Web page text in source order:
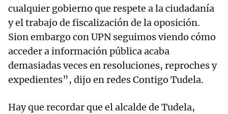
cualquier gobierno que respete a la ciudadanía
y el trabajo de fiscalización de la oposición.
Sion embargo con UPN seguimos viendo cómo
acceder a información pública acaba
demasiadas veces en resoluciones, reproches y
expedientes”, dijo en redes Contigo Tudela.
Hay que recordar que el alcalde de Tudela,